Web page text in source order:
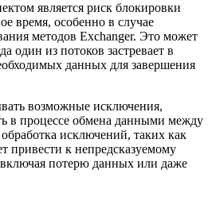
является риск блокировки
время, особенно в случае
методов Exchanger. Это может
один из потоков застревает в
данных для завершения
возможные исключения,
в процессе обмена данными между
исключений, таких как
привести к непредсказуемому
потерю данных или даже